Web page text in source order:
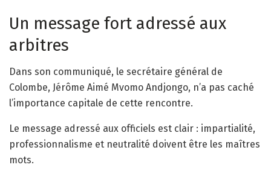
Un message fort adressé aux
arbitres
Dans son communiqué, le secrétaire général de
Colombe, Jérôme Aimé Mvomo Andjongo, n’a pas caché
l’importance capitale de cette rencontre.
Le message adressé aux officiels est clair : impartialité,
professionnalisme et neutralité doivent être les maîtres
mots.